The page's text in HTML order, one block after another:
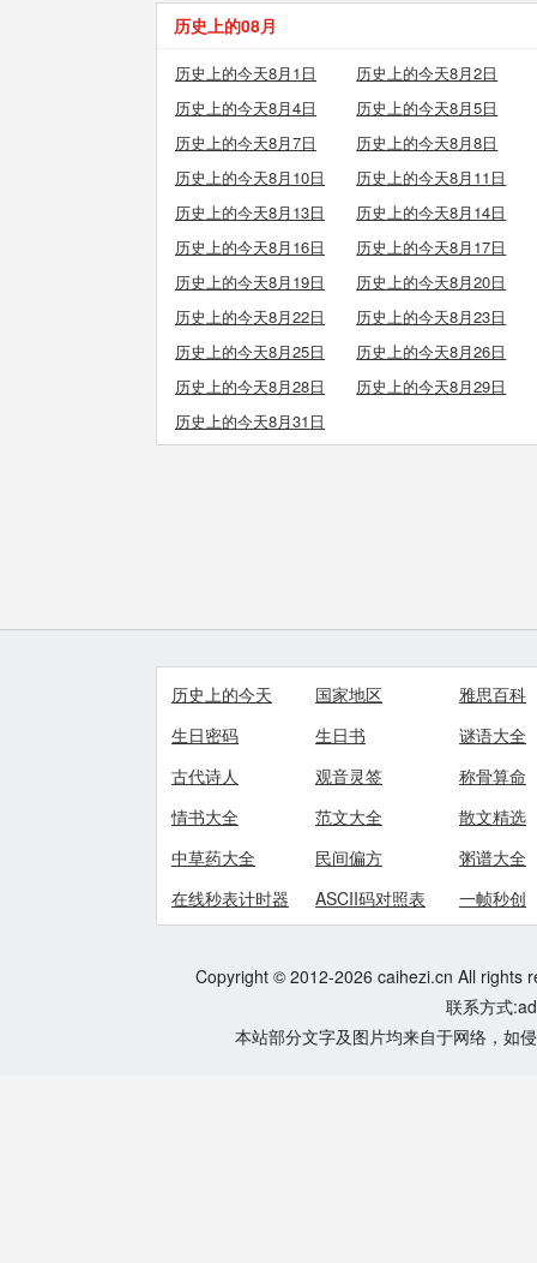
历史上的08月
历史上的今天8月1日
历史上的今天8月2日
历史上的今天8月4日
历史上的今天8月5日
历史上的今天8月7日
历史上的今天8月8日
历史上的今天8月10日
历史上的今天8月11日
历史上的今天8月13日
历史上的今天8月14日
历史上的今天8月16日
历史上的今天8月17日
历史上的今天8月19日
历史上的今天8月20日
历史上的今天8月22日
历史上的今天8月23日
历史上的今天8月25日
历史上的今天8月26日
历史上的今天8月28日
历史上的今天8月29日
历史上的今天8月31日
历史上的今天 国家地区
雅思百科
生日密码
生日书
谜语大全
古代诗人
观音灵签
称骨算命
情书大全
范文大全
散文精选
中草药大全
民间偏方
粥谱大全
在线秒表计时器
ASCII码对照表 一帧秒创
Copyright © 2012-2026 caihezi.cn All rights
联系方式
本站部分文字及图片均来自于网络，如